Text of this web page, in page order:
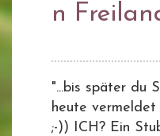
n
"...bis später du
heute vermeldet
;-)) ICH? Ein